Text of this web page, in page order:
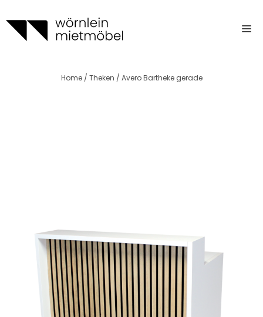
Inhalt
springen
Home/ Theken / Avero Bartheke gerade